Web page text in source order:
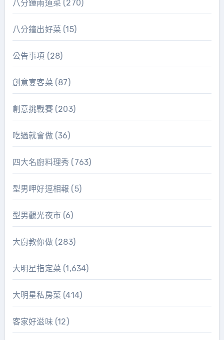
八分鐘兩道菜 (270)
八分鐘出好菜 (15)
公告事項 (28)
創意宴客菜 (87)
創意挑戰賽(203)
吃過就會做(36)
四大名廚料理秀 (763)
型男呷好逗相報 (5)
型男觀光夜市(6)
大廚教你做(283)
大明星指定菜 (1,634)
大明星私房菜 (414)
客家好滋味(12)